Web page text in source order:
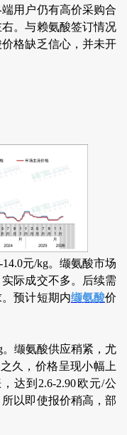
用户仍有高价采购合
。与赖氨酸签订情况
格缺乏信心，并未开
元/kg。缬氨酸市场
际成交不多。后续需
预计短期内缬氨酸价
。缬氨酸供应稍紧，尤
久，价格呈现小幅上
达到2.6-2.90欧元/公
以即使报价稍高，部